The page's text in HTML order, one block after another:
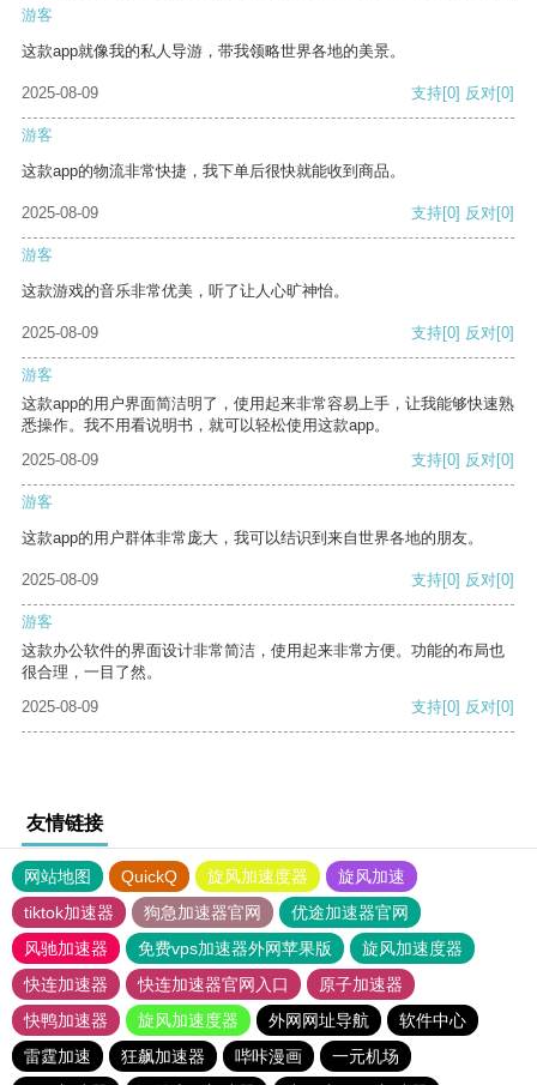
游客
这款app就像我的私人导游，带我领略世界各地的美景。
2025-08-09 支持[0] 反对[0]
游客
这款app的物流非常快捷，我下单后很快就能收到商品。
2025-08-09 支持[0] 反对[0]
游客
这款游戏的音乐非常优美，听了让人心旷神怡。
2025-08-09 支持[0] 反对[0]
游客
这款app的用户界面简洁明了，使用起来非常容易上手，让我能够快速熟
悉操作。我不用看说明书，就可以轻松使用这款app。
2025-08-09
支持[0] 反对[0]
游客
这款app的用户群体非常庞大，我可以结识到来自世界各地的朋友。
2025-08-09 支持[0] 反对[0]
游客
这款办公软件的界面设计非常简洁，使用起来非常方便。功能的布局也
很合理，一目了然。
2025-08-09
支持[0] 反对[0]
友情链接
网站地图 QuickQ 旋风加速度器
旋风加速
tiktok加速器
狗急加速器官网
优途加速器官网
风驰加速器
免费vps加速器外网苹果版
旋风加速度器
快连加速器
快连加速器官网入口
原子加速器
快鸭加速器
旋风加速度器 外网网址导航
软件中心
雷霆加速
狂飙加速器 哔咔漫画
一元机场